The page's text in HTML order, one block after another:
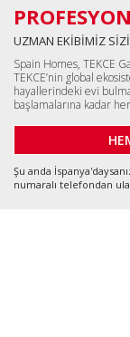
UZMAN EKİBİMİZ
Spain Homes, TEKCE
TEKCE’nin global
hayallerindeki evi
başlamalarına kadar
Şu anda
numaralı telefondan